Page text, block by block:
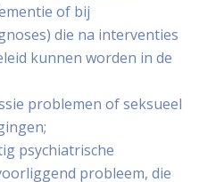
of bij
die na interventies
kunnen worden in de
problemen of seksueel
psychiatrische
probleem, die